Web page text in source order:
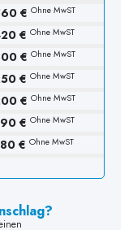
€ Ohne MwST
€ Ohne MwST
€ Ohne MwST
€ Ohne MwST
€ Ohne MwST
€ Ohne MwST
€ Ohne MwST